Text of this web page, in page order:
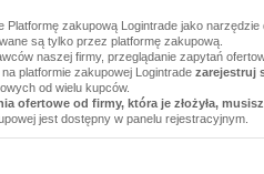
Platformę zakupową Logintrade jako narzędzie
są tylko przez platformę zakupową.
naszej firmy, przeglądanie zapytań
platformie zakupowej Logintrade zarejestruj
od wielu kupców.
ofertowe od firmy, która je złożyła,
jest dostępny w panelu rejestracyjnym.